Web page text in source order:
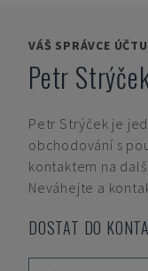
VÁŠ SPRÁVCE
Petr
Petr Strýček je
obchodování s
kontaktem na
Neváhejte a
DOSTAT DO